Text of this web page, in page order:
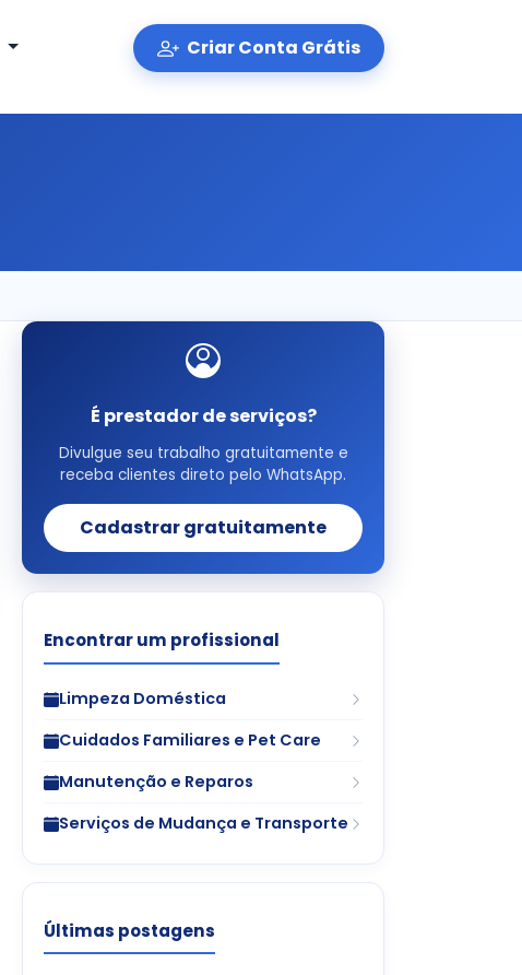
Criar Conta Grátis
É prestador de serviços?
Divulgue seu trabalho gratuitamente e
receba clientes direto pelo WhatsApp.
Cadastrar gratuitamente
Encontrar um profissional
Limpeza Doméstica
Cuidados Familiares e Pet Care
Manutenção e Reparos
Serviços de Mudança e Transporte
Últimas postagens